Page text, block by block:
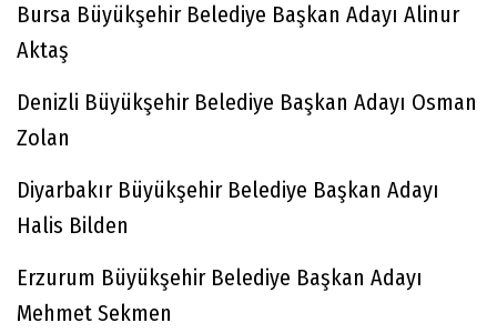
Bursa Büyükşehir Belediye Başkan Adayı Alinur
Aktaş
Denizli Büyükşehir Belediye Başkan Adayı Osman
Zolan
Diyarbakır Büyükşehir Belediye Başkan Adayı
Halis Bilden
Erzurum Büyükşehir Belediye Başkan Adayı
Mehmet Sekmen